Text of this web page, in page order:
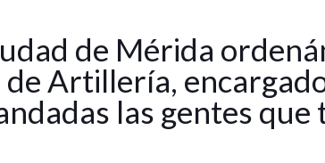
de Mérida
Artillería,
las gentes